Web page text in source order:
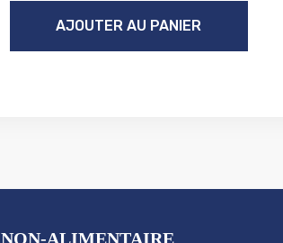
AJOUTER AU PANIER
NON-ALIMENTAIRE